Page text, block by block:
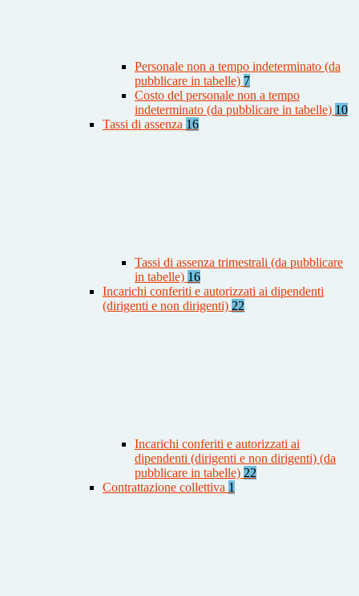
Personale non a tempo indeterminato (da
pubblicare in tabelle) 7
Costo del personale non a tempo
indeterminato (da pubblicare in tabelle) 10
Tassi di assenza 16
Tassi di assenza trimestrali (da pubblicare
in tabelle) 16
Incarichi conferiti e autorizzati ai dipendenti
(dirigenti e non dirigenti) 22
Incarichi conferiti e autorizzati ai
dipendenti (dirigenti e non dirigenti) (da
pubblicare in tabelle) 22
Contrattazione collettiva 1